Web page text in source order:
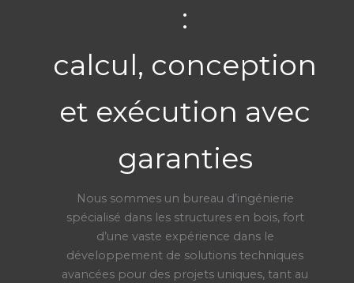
:
calcul, conception
et exécution avec
garanties
Nous sommes un bureau d’ingénierie
spécialisé dans les structures en bois, fort
d’une vaste expérience dans le
développement de solutions techniques
avancées pour des projets uniques, tant au